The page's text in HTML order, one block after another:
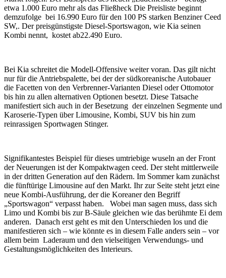
etwa 1.000 Euro mehr als das Fließheck Die Preisliste beginnt
demzufolge bei 16.990 Euro für den 100 PS starken Benziner Ceed
SW,. Der preisgünstigste Diesel-Sportswagon, wie Kia seinen
Kombi nennt, kostet ab22.490 Euro.
Bei Kia schreitet die Modell-Offensive weiter voran. Das gilt nicht
nur für die Antriebspalette, bei der der südkoreanische Autobauer
die Facetten von den Verbrenner-Varianten Diesel oder Ottomotor
bis hin zu allen alternativen Optionen besetzt. Diese Tatsache
manifestiert sich auch in der Besetzung der einzelnen Segmente und
Karoserie-Typen über Limousine, Kombi, SUV bis hin zum
reinrassigen Sportwagen Stinger.
Signifikantestes Beispiel für dieses umtriebige wuseln an der Front
der Neuerungen ist der Kompaktwagen ceed. Der steht mittlerweile
in der dritten Generation auf den Rädern. Im Sommer kam zunächst
die fünftürige Limousine auf den Markt. Ihr zur Seite steht jetzt eine
neue Kombi-Ausführung, der die Koreaner den Begriff
„Sportswagon“ verpasst haben. Wobei man sagen muss, dass sich
Limo und Kombi bis zur B-Säule gleichen wie das berühmte Ei dem
anderen. Danach erst geht es mit den Unterschieden los und die
manifestieren sich – wie könnte es in diesem Falle anders sein – vor
allem beim Laderaum und den vielseitigen Verwendungs- und
Gestaltungsmöglichkeiten des Interieurs.